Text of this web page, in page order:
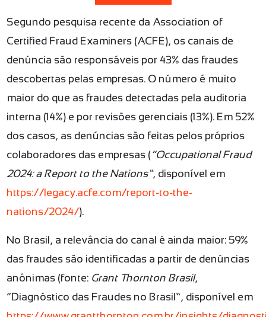
Segundo pesquisa recente da Association of
Certified Fraud Examiners (ACFE), os canais de
denúncia são responsáveis por 43% das fraudes
descobertas pelas empresas. O número é muito
maior do que as fraudes detectadas pela auditoria
interna (14%) e por revisões gerenciais (13%). Em 52%
dos casos, as denúncias são feitas pelos próprios
colaboradores das empresas ( “Occupational Fraud
2024: a Report to the Nations”, disponível em
https://legacy.acfe.com/report-to-the-
nations/2024/).
No Brasil, a relevância do canal é ainda maior: 59%
das fraudes são identificadas a partir de denúncias
anônimas (fonte: Grant Thornton Brasil,
“Diagnóstico das Fraudes no Brasil”, disponível em